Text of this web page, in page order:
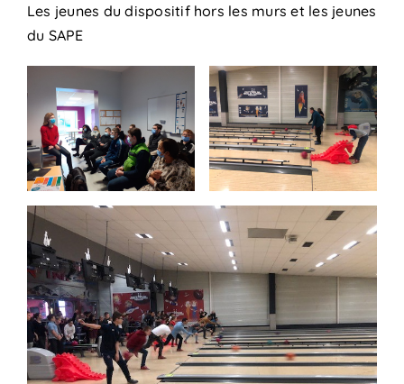
Les jeunes du dispositif hors les murs et les jeunes
du SAPE